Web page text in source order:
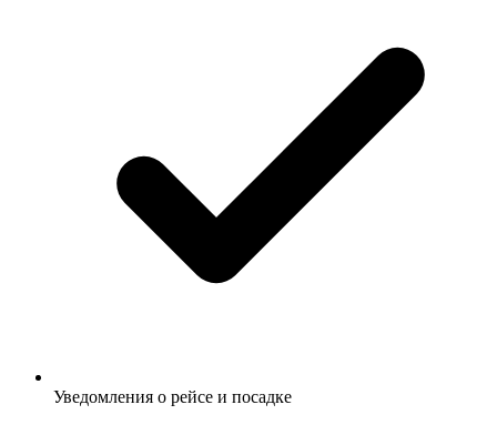
Уведомления о рейсе и посадке